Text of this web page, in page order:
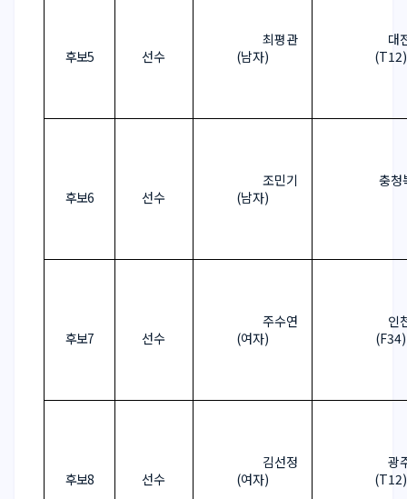
후보5 선수
최평관
(남자)
대
(T12)
후보6 선수
조민기
(남자)
충청
후보7 선수
주수연
(여자)
인
(F34)
후보8 선수
김선정
(여자)
광
(T12)